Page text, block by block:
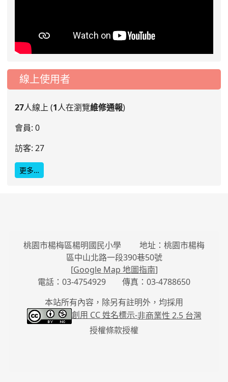
線上使用者
27人線上 (1人在瀏覽維修通報)
會員: 0
訪客: 27
更多…
桃園市楊梅區楊明國民小學 地址：桃園市楊梅
區中山北路一段390巷50號
[Google Map 地圖指南]
電話：03-4754929 傳真：03-4788650
本站所有內容，除另有註明外，均採用
創用 CC 姓名標示-非商業性 2.5 台灣
授權條款授權